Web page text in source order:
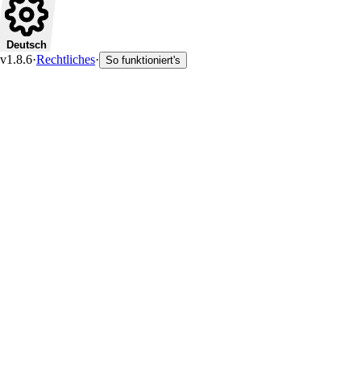
Deutsch
v1.8.6·Rechtliches· So funktioniert's